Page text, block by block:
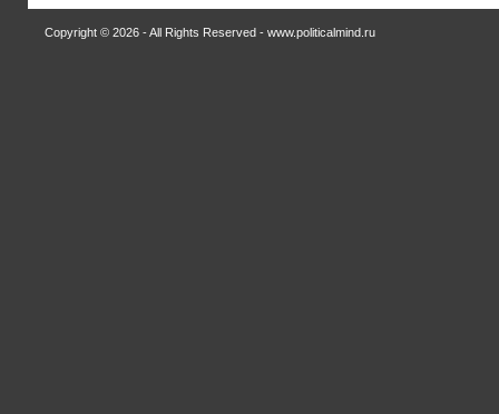
Copyright © 2026 - All Rights Reserved - www.politicalmind.ru